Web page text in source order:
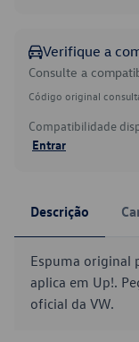
Verifique a
Consulte a
Código original
Compatibilidade
Entrar
Descrição
Espuma original
aplica em Up!.
oficial da VW.